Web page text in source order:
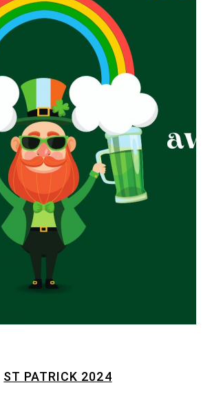
ST PATRICK 2024